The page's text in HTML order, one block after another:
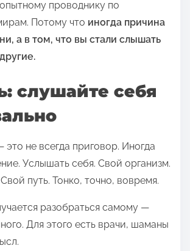
проводнику по
Потому что иногда причина
а в том, что вы стали слышать
слушайте себя
не всегда приговор. Иногда
Услышать себя. Свой организм.
путь. Тонко, точно, вовремя.
разобраться самому —
Для этого есть врачи, шаманы